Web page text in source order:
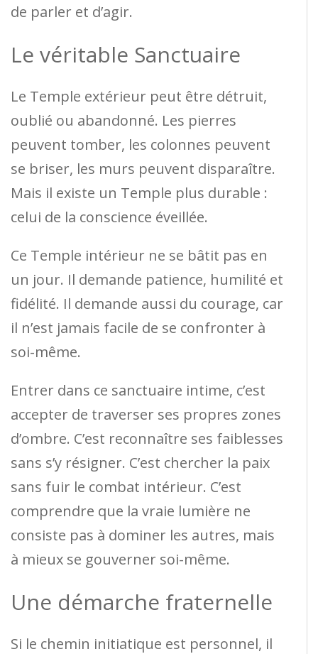
de parler et d’agir.
Le véritable Sanctuaire
Le Temple extérieur peut être détruit,
oublié ou abandonné. Les pierres
peuvent tomber, les colonnes peuvent
se briser, les murs peuvent disparaître.
Mais il existe un Temple plus durable :
celui de la conscience éveillée.
Ce Temple intérieur ne se bâtit pas en
un jour. Il demande patience, humilité et
fidélité. Il demande aussi du courage, car
il n’est jamais facile de se confronter à
soi-même.
Entrer dans ce sanctuaire intime, c’est
accepter de traverser ses propres zones
d’ombre. C’est reconnaître ses faiblesses
sans s’y résigner. C’est chercher la paix
sans fuir le combat intérieur. C’est
comprendre que la vraie lumière ne
consiste pas à dominer les autres, mais
à mieux se gouverner soi-même.
Une démarche fraternelle
Si le chemin initiatique est personnel, il